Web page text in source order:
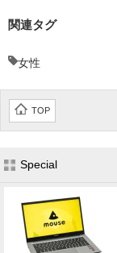
関連タグ
女性
TOP
Special